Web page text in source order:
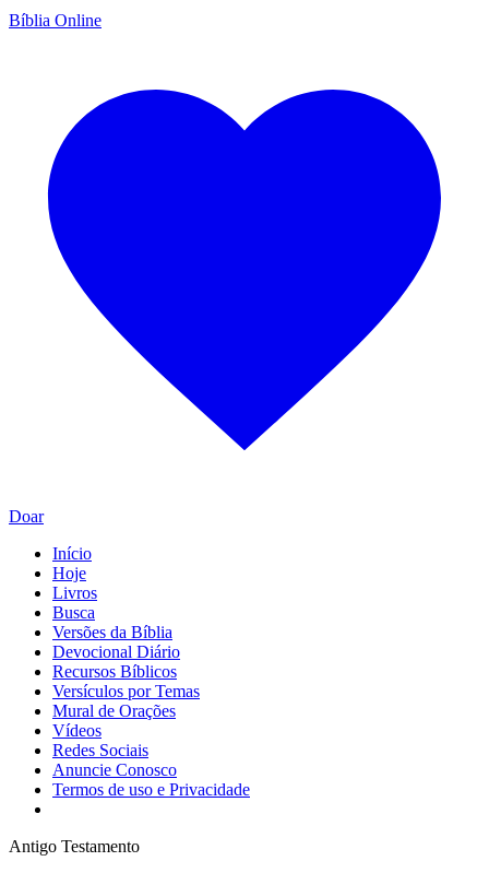
Bíblia Online
Doar
Início
Hoje
Livros
Busca
Versões da Bíblia
Devocional Diário
Recursos Bíblicos
Versículos por Temas
Mural de Orações
Vídeos
Redes Sociais
Anuncie Conosco
Termos de uso e Privacidade
Antigo Testamento